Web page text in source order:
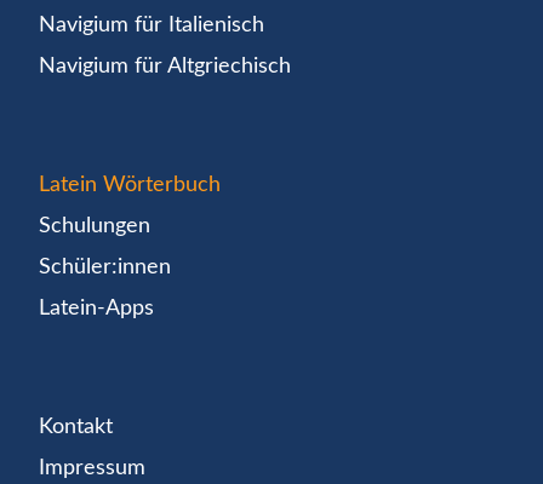
Navigium für Italienisch
Navigium für Altgriechisch
Latein Wörterbuch
Schulungen
Schüler:innen
Latein-Apps
Kontakt
Impressum